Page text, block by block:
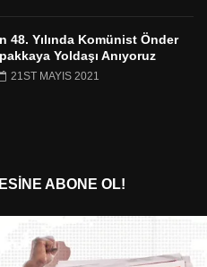
48. Yılında Komünist Önder
Yoldaşı Anıyoruz
21ST MAYIS 2021
ABONE OL!